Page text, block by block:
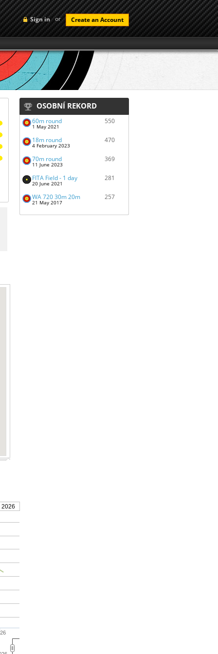
Sign in or Create an Account
2026
OSOBNÍ REKORD
60m round
1 May 2021
550
18m round
4 February 2023
470
70m round
11 June 2023
369
FITA Field - 1 day
20 June 2021
281
WA 720 30m 20m
21 May 2017
257